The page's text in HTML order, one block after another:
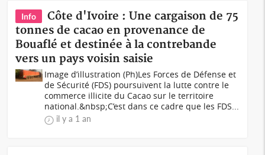
Info
Côte d'Ivoire : Une cargaison de 75
tonnes de cacao en provenance de
Bouaflé et destinée à la contrebande
vers un pays voisin saisie
Image d’illustration (Ph)Les Forces de Défense et
de Sécurité (FDS) poursuivent la lutte contre le
commerce illicite du Cacao sur le territoire
national.&nbsp;C’est dans ce cadre que les FDS...
il y a 1 an